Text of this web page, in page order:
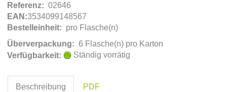
Referenz: 02646
EAN:3534099148567
Bestelleinheit: pro Flasche(n)
Überverpackung: 6 Flasche(n) pro Karton
Verfügbarkeit:
Ständig vorrätig
Beschreibung PDF